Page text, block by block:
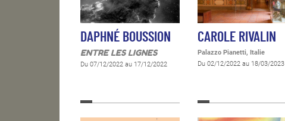
DAPHNÉ BOUSSION
ENTRE LES LIGNES
Du 07/12/2022 au 17/12/2022
CAROLE RIVALIN
Palazzo Pianetti, Italie
Du 02/12/2022 au 18/03/2023